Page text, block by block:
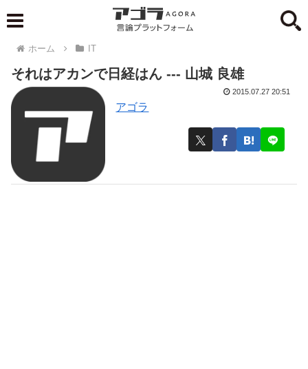
ホーム IT
それはアカンで日経はん --- 山城 良雄
アゴラ
2015.07.27 20:51